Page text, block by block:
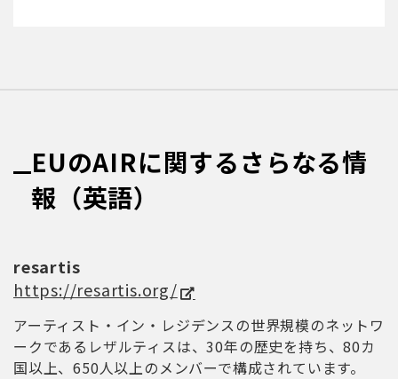
EUのAIRに関するさらなる情
報（英語）
resartis
https://resartis.org/
アーティスト・イン・レジデンスの世界規模のネットワ
ークであるレザルティスは、30年の歴史を持ち、80カ
国以上、650人以上のメンバーで構成されています。